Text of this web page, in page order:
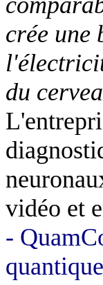
crée une
du
vidéo et
-